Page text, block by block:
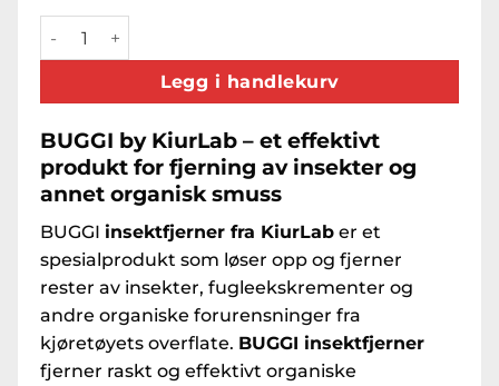
KIURLAB BUGGI Bug Remover 1L antall
Legg i handlekurv
BUGGI by KiurLab– et effektivt
produkt for fjerning av insekter og
annet organisk smuss
BUGGI insektfjerner fra KiurLaber et
spesialprodukt som løser opp og fjerner
rester av insekter, fugleekskrementer og
andre organiske forurensninger fra
kjøretøyets overflate. BUGGI insektfjerner
fjerner raskt og effektivt organiske